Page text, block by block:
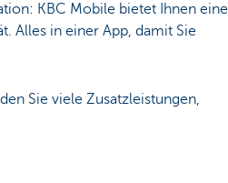
KBC Mobile bietet Ihnen eine
Alles in einer App, damit Sie
Sie viele Zusatzleistungen,